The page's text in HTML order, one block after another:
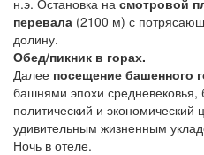
н.э. Остановка на смотровой
перевала (2100 м) с
долину.
Обед/пикник в горах.
Далее посещение башенного
башнями эпохи средневековья,
политический и экономический
удивительным жизненным
Ночь в отеле.